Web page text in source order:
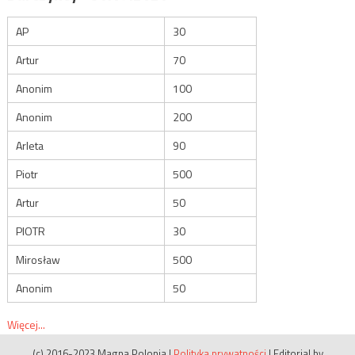
AP
30
Artur
70
Anonim
100
Anonim
200
Arleta
90
Piotr
500
Artur
50
PIOTR
30
Mirosław
500
Anonim
50
Więcej...